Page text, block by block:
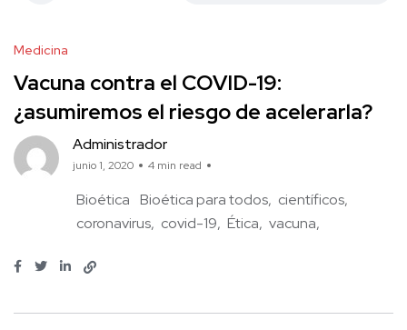
Medicina
Vacuna contra el COVID-19:
¿asumiremos el riesgo de acelerarla?
Administrador
junio 1, 2020 4 min read
Bioética Bioética para todos científicos
coronavirus covid-19 Ética vacuna